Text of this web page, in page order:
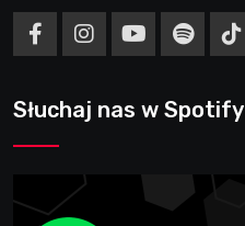
Słuchaj nas w Spotify